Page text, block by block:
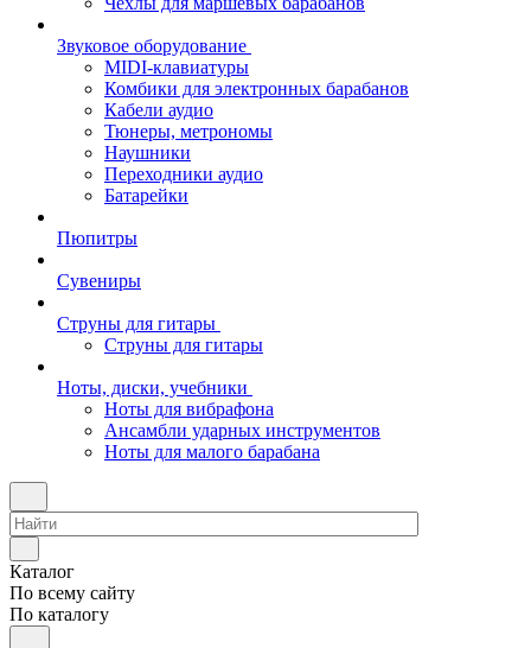
Звуковое оборудование
MIDI-клавиатуры
Комбики для электронных барабанов
Кабели аудио
Тюнеры, метрономы
Наушники
Переходники аудио
Батарейки
Пюпитры
Сувениры
Струны для гитары
Струны для гитары
Ноты, диски, учебники
Ноты для вибрафона
Ансамбли ударных инструментов
Ноты для малого барабана
Каталог
По всему сайту
По каталогу